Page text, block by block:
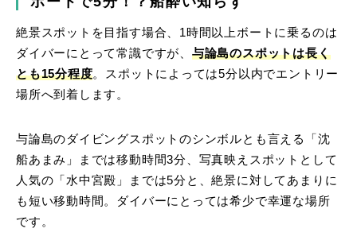
絶景スポットを目指す場合、1時間以上ボートに乗るのは
ダイバーにとって常識ですが、 与論島のスポットは長く
とも15分程度。スポットによっては5分以内でエントリー
場所へ到着します。
与論島のダイビングスポットのシンボルとも言える「沈
船あまみ」までは移動時間3分、写真映えスポットとして
人気の「水中宮殿」までは5分と、絶景に対してあまりに
も短い移動時間。ダイバーにとっては希少で幸運な場所
です。